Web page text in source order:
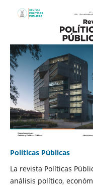
Políticas Públicas
La revista Políticas
análisis político,